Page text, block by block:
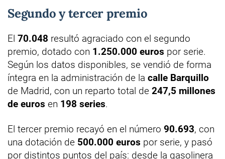
Segundo y tercer premio
El 70.048 resultó agraciado con el segundo
premio, dotado con 1.250.000 euros por serie.
Según los datos disponibles, se vendió de forma
íntegra en la administración de la calle Barquillo
de Madrid, con un reparto total de 247,5 millones
de euros en 198 series.
El tercer premio recayó en el número 90.693, con
una dotación de 500.000 euros por serie, y pasó
por distintos puntos del país: desde la gasolinera